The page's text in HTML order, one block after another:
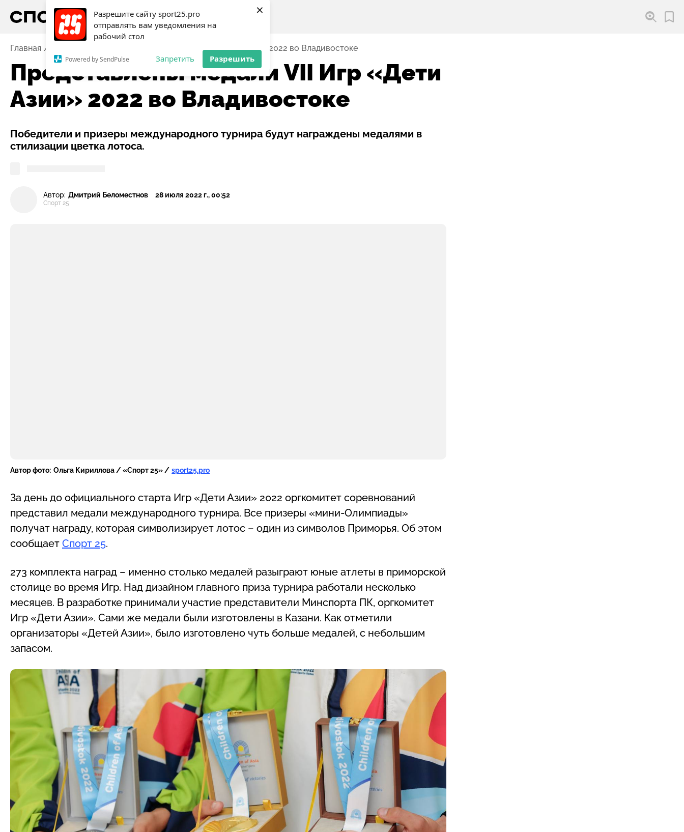
Разрешите сайту sport25.pro
отправлять вам уведомления на
рабочий стол
Powered by SendPulse Запретить Разрешить
×
Главная Представлены медали VII Игр «Дети Азии» 2022 во Владивостоке
Представлены медали VII Игр «Дети
Азии» 2022 во Владивостоке
Победители и призеры международного турнира будут награждены медалями в
стилизации цветка лотоса.
Автор: Дмитрий Беломестнов
Спорт 25
28 июля 2022 г., 00:52
Автор фото: Ольга Кириллова / «Спорт 25» / sport25.pro
За день до официального старта Игр «Дети Азии» 2022 оргкомитет соревнований
представил медали международного турнира. Все призеры «мини-Олимпиады»
получат награду, которая символизирует лотос – один из символов Приморья. Об этом
сообщает Спорт 25.
273 комплекта наград – именно столько медалей разыграют юные атлеты в приморской
столице во время Игр. Над дизайном главного приза турнира работали несколько
месяцев. В разработке принимали участие представители Минспорта ПК, оргкомитет
Игр «Дети Азии». Сами же медали были изготовлены в Казани. Как отметили
организаторы «Детей Азии», было изготовлено чуть больше медалей, с небольшим
запасом.